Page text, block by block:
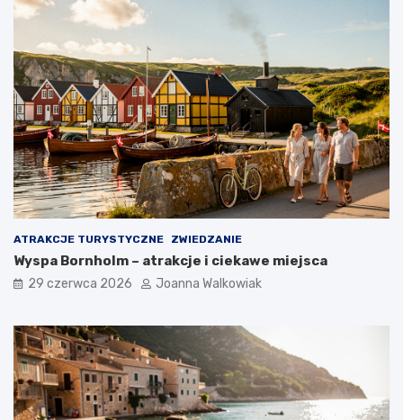
ATRAKCJE TURYSTYCZNE ZWIEDZANIE
Wyspa Bornholm – atrakcje i ciekawe miejsca
29 czerwca 2026 Joanna Walkowiak